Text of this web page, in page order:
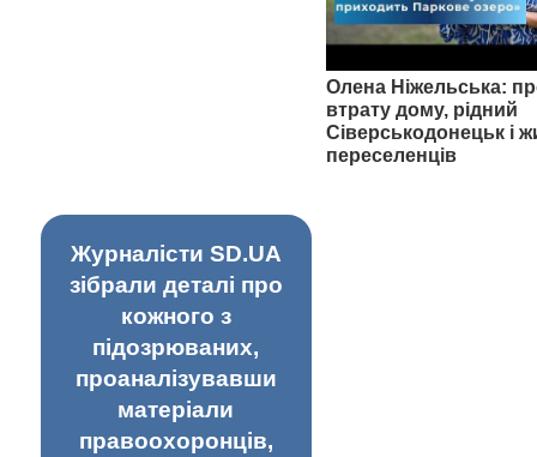
Олена Ніжельська:
втрату дому, рідний
Сіверськодонецьк і
переселенців
Журналісти SD.UA
зібрали деталі про
кожного з
підозрюваних,
проаналізувавши
матеріали
правоохоронців,